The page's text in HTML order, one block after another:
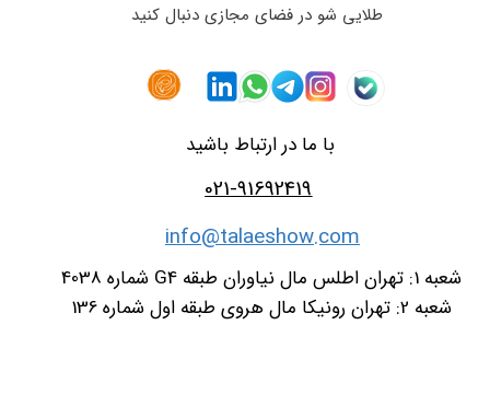
شعبه 1: تهران اطلس مال نیاوران طبقه G4 شماره 4038
شعبه 2: تهران رونیکا مال هروی طبقه اول شماره 136
طلایی شو در فضای مجازی دنبال کنید
021-91692419
info@talaeshow.com
با ما در ارتباط باشید